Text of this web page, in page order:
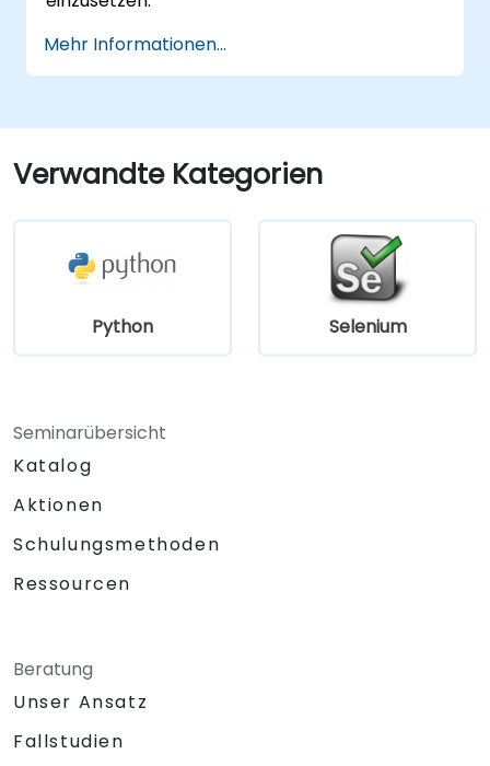
Mehr Informationen...
Verwandte Kategorien
Python Selenium
Seminarübersicht
Katalog
Aktionen
Schulungsmethoden
Ressourcen
Beratung
Unser Ansatz
Fallstudien